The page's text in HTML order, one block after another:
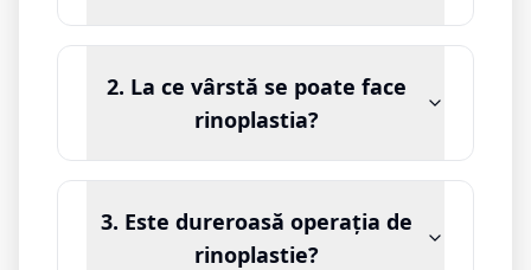
2. La ce vârstă se poate face
rinoplastia?
3. Este dureroasă operația de
rinoplastie?